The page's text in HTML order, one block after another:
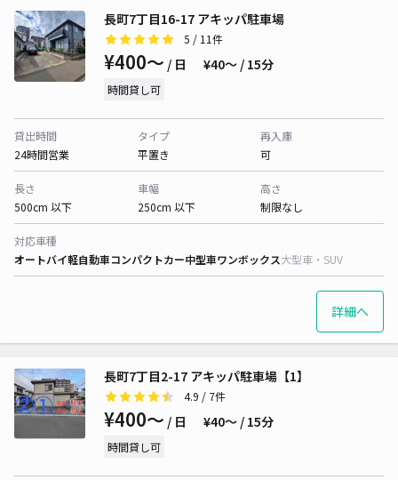
長町7丁目16-17 アキッパ駐車場
5 / 11件
¥400〜 / 日 ¥40〜 / 15分
時間貸し可
貸出時間
24時間営業
タイプ
平置き
再入庫
可
長さ
500cm 以下
車幅
250cm 以下
高さ
制限なし
対応車種
オートバイ軽自動車コンパクトカー中型車ワンボックス大型車・SUV
詳細へ
長町7丁目2-17 アキッパ駐車場【1】
4.9 / 7件
¥400〜 / 日 ¥40〜 / 15分
時間貸し可